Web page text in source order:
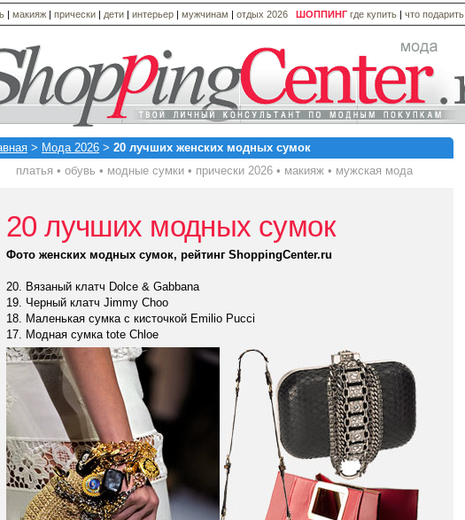
| макияж | прически | дети | интерьер | мужчинам | отдых 2026 ШОППИНГ где купить | что подарить
> Мода 2026 > 20 лучших женских модных сумок
платья • обувь • модные сумки • прически 2026 • макияж • мужская мода
20 лучших модных сумок
Фото женских модных сумок, рейтинг ShoppingCenter.ru
20. Вязаный клатч Dolce & Gabbana
19. Черный клатч Jimmy Choo
18. Маленькая сумка с кисточкой Emilio Pucci
17. Модная сумка tote Chloe